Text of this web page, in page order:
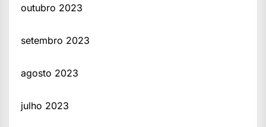
outubro 2023
setembro 2023
agosto 2023
julho 2023